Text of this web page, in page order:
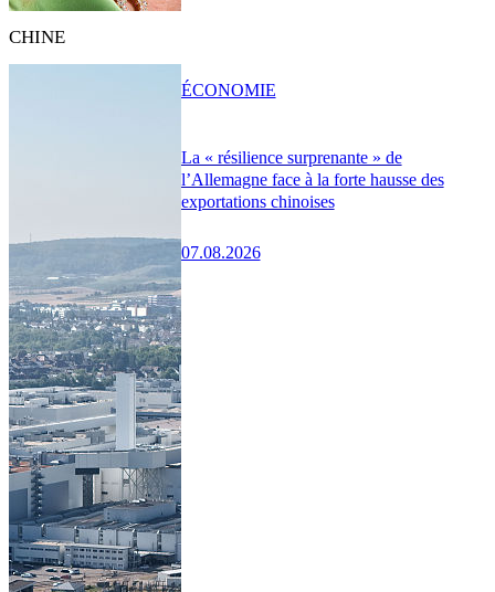
CHINE
La « résilience surprenante » de
l’Allemagne face à la forte hausse des
exportations chinoises
07.08.2026
ÉCONOMIE